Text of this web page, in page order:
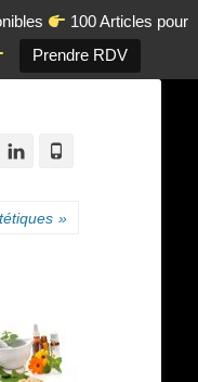
100 Articles pour
Prendre RDV
en-ligne.com
Linkedin
»